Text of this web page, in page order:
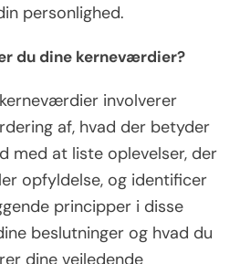
personlighed.
du dine kerneværdier?
involverer
af, hvad der betyder
med at liste oplevelser, der
opfyldelse, og identificer
principper i disse
beslutninger og hvad du
dine vejledende